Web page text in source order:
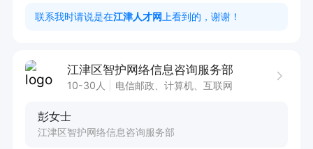
4、上班、休息时间：早上9点，下午6点，中午午
有意向电话联系：15123221521（微信同号）
公司直招，中介勿扰，不收取任何费用！！！！
联系我时请说是在江津人才网 上看到的，谢谢！
江津区智护网络信息咨询服务部
10-30人 电信邮政、计算机、互联网
彭女士
江津区智护网络信息咨询服务部